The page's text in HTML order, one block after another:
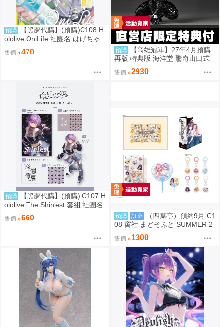
預購
【黑夢代購】(預購)C108 H
ololive OniLife 社團名:はげちゃ
った 繪師: HAGE
售價 470 預購
【高雄冠軍】27年4月預購
再版 特典版 海洋堂 驚奇山口式
黑色戰衣蜘蛛人 共生體蜘蛛人 免
訂金0928
售價 2930
預購
【黑夢代購】(預購) C107 H
ololive The Shiniest 套組 社團名:
にゃろめのちゅーる 繪師:にゃろ
め
售價 660 預購 訂金
（四葉亭）預約9月 C1
08 窗社 まどそふと SUMMER 2
026 精品組 0814
售價 1300